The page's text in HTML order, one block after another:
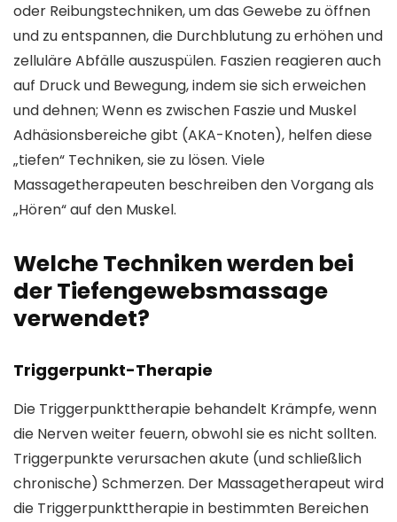
oder Reibungstechniken, um das Gewebe zu öffnen
und zu entspannen, die Durchblutung zu erhöhen und
zelluläre Abfälle auszuspülen. Faszien reagieren auch
auf Druck und Bewegung, indem sie sich erweichen
und dehnen; Wenn es zwischen Faszie und Muskel
Adhäsionsbereiche gibt (AKA-Knoten), helfen diese
„tiefen“ Techniken, sie zu lösen. Viele
Massagetherapeuten beschreiben den Vorgang als
„Hören“ auf den Muskel.
Welche Techniken werden bei
der Tiefengewebsmassage
verwendet?
Triggerpunkt-Therapie
Die Triggerpunkttherapie behandelt Krämpfe, wenn
die Nerven weiter feuern, obwohl sie es nicht sollten.
Triggerpunkte verursachen akute (und schließlich
chronische) Schmerzen. Der Massagetherapeut wird
die Triggerpunkttherapie in bestimmten Bereichen